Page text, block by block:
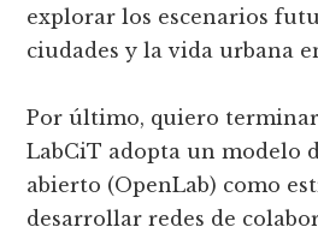
explorar los escenarios
ciudades y la vida urbana
Por último, quiero
LabCiT adopta un modelo
abierto (OpenLab) como
desarrollar redes de